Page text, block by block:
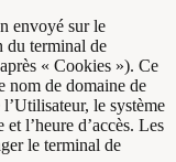
envoyé sur le
du terminal de
« Cookies »). Ce
nom de domaine de
le système
l’heure d’accès. Les
le terminal de